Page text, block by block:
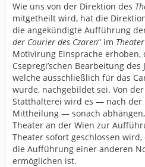
Wie uns von der Direktion des
mitgetheilt wird, hat die
die angekündigte Aufführung
der Courier des Czaren“ im
Motivirung Einsprache erhoben,
Csepregi’schen Bearbeitung des
welche ausschließlich für das
wurde, nachgebildet sei. Von
Statthalterei wird es — nach der
Mittheilung — sonach
Theater an der Wien zur
Theater sofort geschlossen
die Aufführung einer anderen
ermöglichen ist.